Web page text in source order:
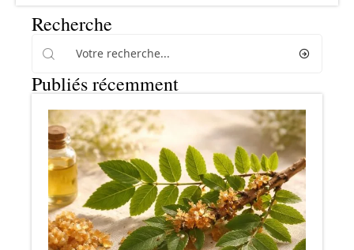
Recherche
Publiés récemment